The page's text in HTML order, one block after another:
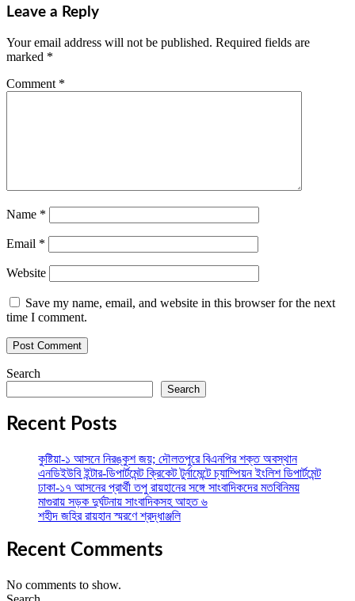
Leave a Reply
Your email address will not be published. Required fields are
marked *
Comment *
Name *
Email *
Website
Save my name, email, and website in this browser for the next
time I comment.
Search
Search
Recent Posts
কুষ্টিয়া-১ আসনে নিরঙ্কুশ জয়; দৌলতপুরে বিএনপির শক্ত অবস্থান
এনডিইউবি ইন্টার-ডিপার্টমেন্ট ক্রিকেট টুর্নামেন্টে চ্যাম্পিয়ন ইংলিশ ডিপার্টমেন্ট
ঢাকা-১৭ আসনের প্রার্থী তপু রায়হানের সঙ্গে সাংবাদিকদের মতবিনিময়
মাগুরায় সড়ক দুর্ঘটনায় সাংবাদিকসহ আহত ৬
শহীদ জহির রায়হান স্মরণে শ্রদ্ধাঞ্জলি
Recent Comments
No comments to show.